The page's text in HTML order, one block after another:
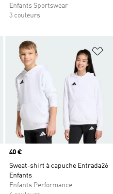
Enfants Sportswear
3 couleurs
Ajouter à la Liste de produits
Prix
40 €
Sweat-shirt à capuche Entrada26
Enfants
Enfants Performance